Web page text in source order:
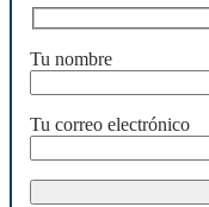
Tu nombre
Tu correo electrónico